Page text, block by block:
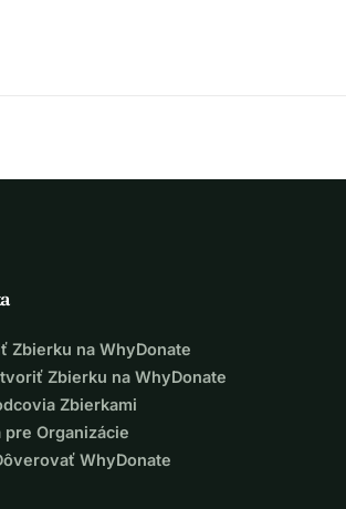
Zbierku na WhyDonate
Zbierku na WhyDonate
Zbierkami
pre Organizácie
WhyDonate